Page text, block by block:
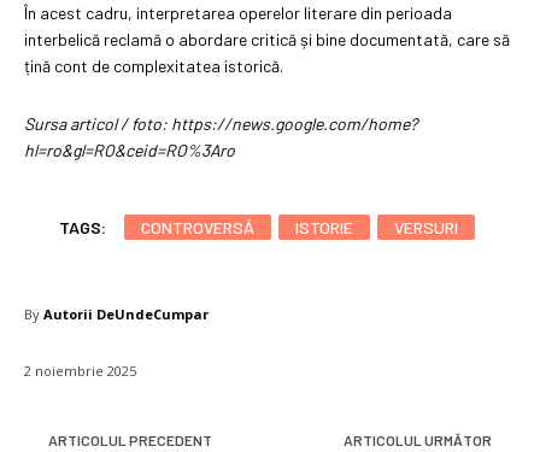
În acest cadru, interpretarea operelor literare din perioada
interbelică reclamă o abordare critică și bine documentată, care să
țină cont de complexitatea istorică.
Sursa articol / foto: https://news.google.com/home?
hl=ro&gl=RO&ceid=RO%3Aro
TAGS: CONTROVERSĂ ISTORIE VERSURI
By Autorii DeUndeCumpar
2 noiembrie 2025
ARTICOLUL PRECEDENT ARTICOLUL URMĂTOR